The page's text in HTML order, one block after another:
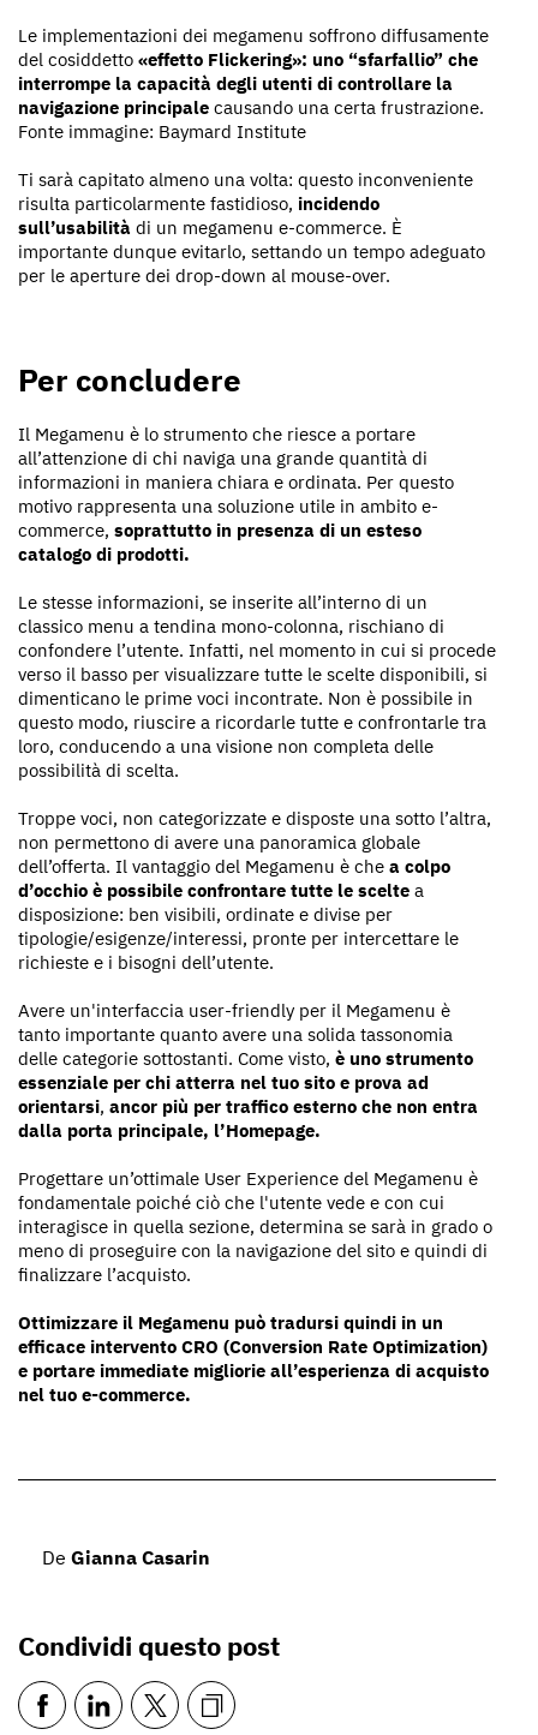
Le implementazioni dei megamenu soffrono diffusamente
del cosiddetto «effetto Flickering»: uno “sfarfallio” che
interrompe la capacità degli utenti di controllare la
navigazione principale causando una certa frustrazione.
Fonte immagine: Baymard Institute
Ti sarà capitato almeno una volta: questo inconveniente
risulta particolarmente fastidioso, incidendo
sull’usabilità di un megamenu e-commerce. È
importante dunque evitarlo, settando un tempo adeguato
per le aperture dei drop-down al mouse-over.
Per concludere
Il Megamenu è lo strumento che riesce a portare
all’attenzione di chi naviga una grande quantità di
informazioni in maniera chiara e ordinata. Per questo
motivo rappresenta una soluzione utile in ambito e-
commerce, soprattutto in presenza di un esteso
catalogo di prodotti.
Le stesse informazioni, se inserite all’interno di un
classico menu a tendina mono-colonna, rischiano di
confondere l’utente. Infatti, nel momento in cui si procede
verso il basso per visualizzare tutte le scelte disponibili, si
dimenticano le prime voci incontrate. Non è possibile in
questo modo, riuscire a ricordarle tutte e confrontarle tra
loro, conducendo a una visione non completa delle
possibilità di scelta.
Troppe voci, non categorizzate e disposte una sotto l’altra,
non permettono di avere una panoramica globale
dell’offerta. Il vantaggio del Megamenu è che a colpo
d’occhio è possibile confrontare tutte le scelte a
disposizione: ben visibili, ordinate e divise per
tipologie/esigenze/interessi, pronte per intercettare le
richieste e i bisogni dell’utente.
Avere un'interfaccia user-friendly per il Megamenu è
tanto importante quanto avere una solida tassonomia
delle categorie sottostanti. Come visto, è uno strumento
essenziale per chi atterra nel tuo sito e prova ad
orientarsi, ancor più per traffico esterno che non entra
dalla porta principale, l’Homepage.
Progettare un’ottimale User Experience del Megamenu è
fondamentale poiché ciò che l'utente vede e con cui
interagisce in quella sezione, determina se sarà in grado o
meno di proseguire con la navigazione del sito e quindi di
finalizzare l’acquisto.
Ottimizzare il Megamenu può tradursi quindi in un
efficace intervento CRO (Conversion Rate Optimization)
e portare immediate migliorie all’esperienza di acquisto
nel tuo e-commerce.
De Gianna Casarin
Condividi questo post